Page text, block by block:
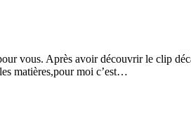
vous. Après avoir découvrir le clip
matières,pour moi c’est…